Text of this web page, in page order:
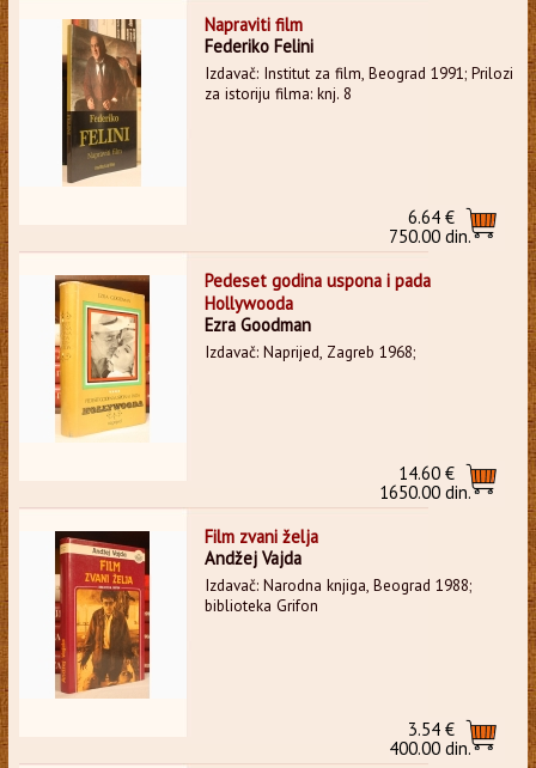
Napraviti film
Federiko Felini
Izdavač: Institut za film, Beograd 1991; Prilozi
za istoriju filma: knj. 8
6.64 €
750.00 din.
Pedeset godina uspona i pada
Hollywooda
Ezra Goodman
Izdavač: Naprijed, Zagreb 1968;
14.60 €
1650.00 din.
Film zvani želja
Andžej Vajda
Izdavač: Narodna knjiga, Beograd 1988;
biblioteka Grifon
3.54 €
400.00 din.